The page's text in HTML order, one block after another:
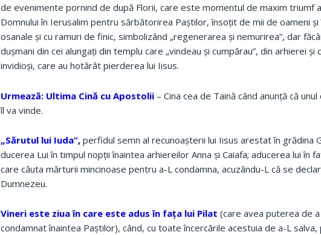
de evenimente pornind de după Florii, care este momentul de maxim triumf
Domnului în Ierusalim pentru sărbătorirea Paştilor, însoţit de mii de oameni şi
osanale şi cu ramuri de finic, simbolizând „regenerarea şi nemurirea”, dar
duşmani din cei alungaţi din templu care „vindeau şi cumpărau”, din arhierei şi
invidioşi, care au hotărât pierderea lui Iisus.
Urmează: Ultima Cină cu Apostolii – Cina cea de Taină când anunţă că
îl va vinde.
„Sărutul lui Iuda”, perfidul semn al recunoaşterii lui Iisus arestat în grădina
ducerea Lui în timpul nopţii înaintea arhiereilor Anna şi Caiafa; aducerea lui în
care căuta mărturii mincinoase pentru a-L condamna, acuzându-L că se
Dumnezeu.
Vineri este ziua în care este adus în faţa lui Pilat (care avea puterea de
condamnat înaintea Paştilor), când, cu toate încercările acestuia de a-L salva,